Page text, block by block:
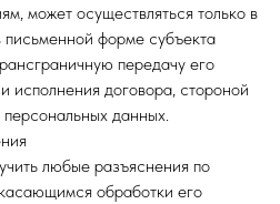
может осуществляться только в
письменной форме субъекта
передачу его
исполнения договора, стороной
персональных данных.
любые разъяснения по
обработки его
д. 55 стр. 11.